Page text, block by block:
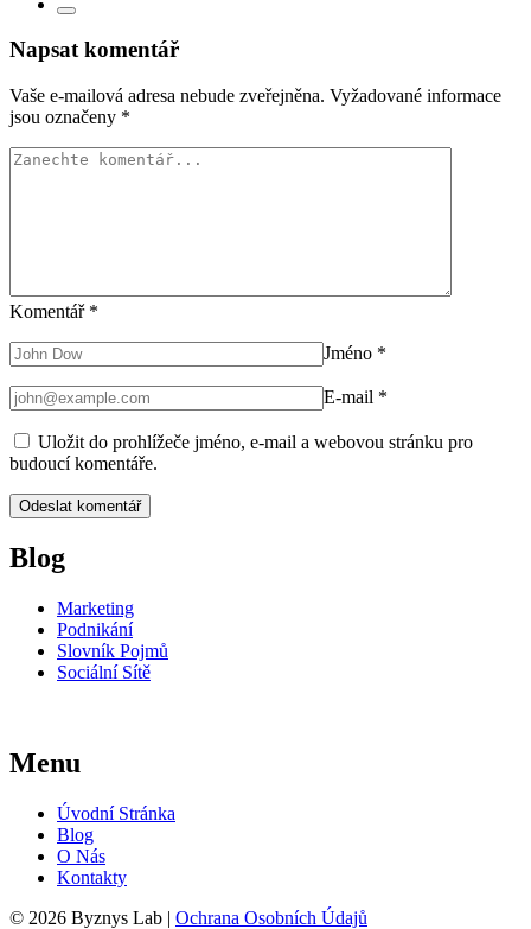
Napsat komentář
Vaše e-mailová adresa nebude zveřejněna. Vyžadované informace
jsou označeny *
Komentář *
Jméno *
E-mail *
Uložit do prohlížeče jméno, e-mail a webovou stránku pro
budoucí komentáře.
Blog
Marketing
Podnikání
Slovník Pojmů
Sociální Sítě
Menu
Úvodní Stránka
Blog
O Nás
Kontakty
© 2026 Byznys Lab | Ochrana Osobních Údajů